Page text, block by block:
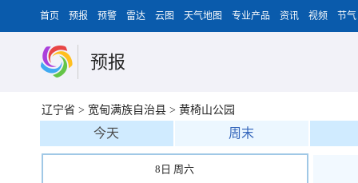
首页 预报 预警 雷达 云图 天气地图 专业产品 资讯 视频 节气
预报
辽宁省 > 宽甸满族自治县 > 黄椅山公园
今天 周末
8日 周六